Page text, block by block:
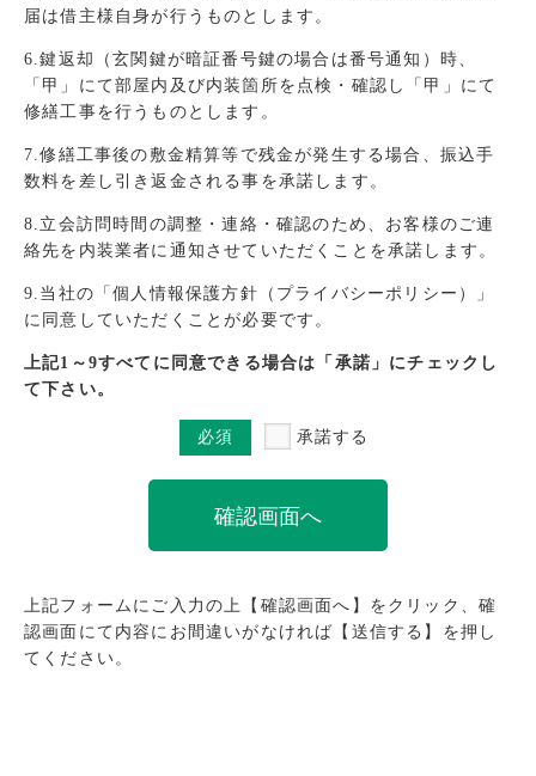
届は借主様自身が行うものとします。
6.鍵返却（玄関鍵が暗証番号鍵の場合は番号通知）時、
「甲」にて部屋内及び内装箇所を点検・確認し「甲」にて
修繕工事を行うものとします。
7.修繕工事後の敷金精算等で残金が発生する場合、振込手
数料を差し引き返金される事を承諾します。
8.立会訪問時間の調整・連絡・確認のため、お客様のご連
絡先を内装業者に通知させていただくことを承諾します。
9.当社の「個人情報保護方針（プライバシーポリシー）」
に同意していただくことが必要です。
上記1～9すべてに同意できる場合は「承諾」にチェックし
て下さい。
必須 承諾する
上記フォームにご入力の上【確認画面へ】をクリック、確
認画面にて内容にお間違いがなければ【送信する】を押し
てください。